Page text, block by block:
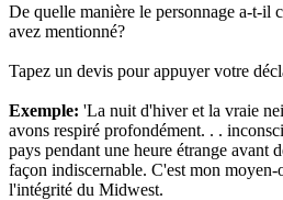
De quelle manière le personnage a-t-il
avez mentionné?
Tapez un devis pour appuyer votre
Exemple: 'La nuit d'hiver et la vraie
avons respiré profondément. . .
pays pendant une heure étrange avant
façon indiscernable. C'est mon
l'intégrité du Midwest.